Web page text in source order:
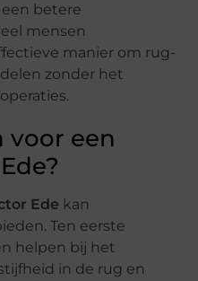
betere
mensen
manier om rug-
zonder het
voor een
Ede kan
Ten eerste
helpen bij het
in de rug en